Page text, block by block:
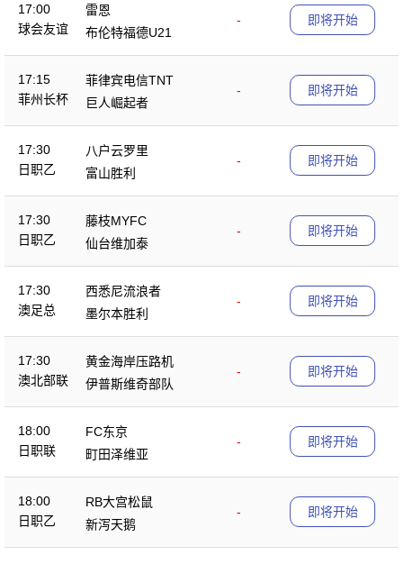
17:00
球会友谊
雷恩
-
布伦特福德U21
即将开始
17:15
菲州长杯
菲律宾电信TNT
-
巨人崛起者
即将开始
17:30
日职乙
八户云罗里
-
富山胜利
即将开始
17:30
日职乙
藤枝MYFC
-
仙台维加泰
即将开始
17:30
澳足总
西悉尼流浪者
-
墨尔本胜利
即将开始
17:30
澳北部联
黄金海岸压路机
-
伊普斯维奇部队
即将开始
18:00
日职联
FC东京
-
町田泽维亚
即将开始
18:00
日职乙
RB大宫松鼠
-
新泻天鹅
即将开始